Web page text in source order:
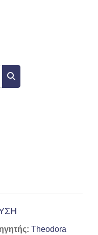
Αναζήτηση μαθημάτων
Theodora